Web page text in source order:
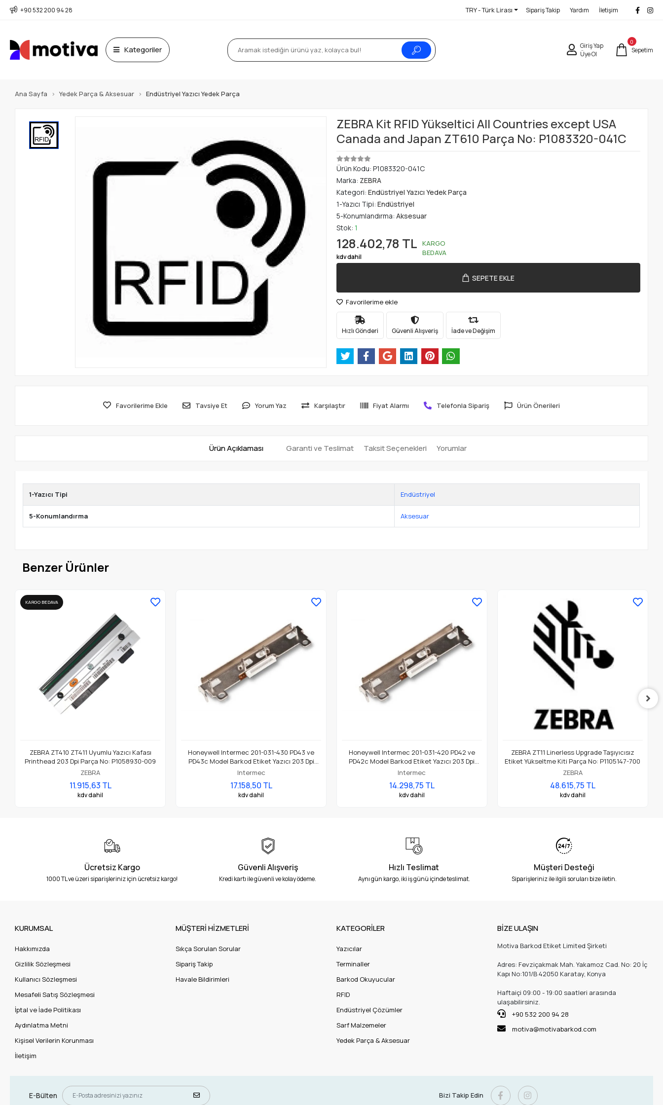
+90 532 200 94 28 TRY - Türk Lirası Sipariş Takip Yardım İletişim
Kategoriler
Giriş Yap
Üye Ol
0
Sepetim
Ana Sayfa Yedek Parça & Aksesuar Endüstriyel Yazıcı Yedek Parça
ZEBRA Kit RFID Yükseltici All Countries except USA
Canada and Japan ZT610 Parça No: P1083320-041C
Ürün Kodu: P1083320-041C
Marka: ZEBRA
Kategori: Endüstriyel Yazıcı Yedek Parça
1-Yazıcı Tipi: Endüstriyel
5-Konumlandırma: Aksesuar
Stok: 1
128.402,78 TL
kdv dahil
KARGO
BEDAVA
SEPETE EKLE
Favorilerime ekle
Hızlı Gönderi Güvenli Alışveriş İade ve Değişim
Favorilerime Ekle Tavsiye Et Yorum Yaz Karşılaştır Fiyat Alarmı Telefonla Sipariş Ürün Önerileri
Ürün Açıklaması Garanti ve Teslimat Taksit Seçenekleri Yorumlar
1-Yazıcı Tipi Endüstriyel
5-Konumlandırma Aksesuar
Benzer Ürünler
KARGO BEDAVA
ZEBRA ZT410 ZT411 Uyumlu Yazıcı Kafası
Printhead 203 Dpi Parça No: P1058930-009
ZEBRA
11.915,63 TL
kdv dahil
Honeywell Intermec 201-031-430 PD43 ve
PD43c Model Barkod Etiket Yazıcı 203 Dpi
Termal Baskı Kafası
Intermec
17.158,50 TL
kdv dahil
Honeywell Intermec 201-031-420 PD42 ve
PD42c Model Barkod Etiket Yazıcı 203 Dpi
Termal Baskı Kafası
Intermec
14.298,75 TL
kdv dahil
ZEBRA ZT11 Linerless Upgrade Taşıyıcısız
Etiket Yükseltme Kiti Parça No: P1105147-700
ZEBRA
48.615,75 TL
kdv dahil
Ücretsiz Kargo
1000 TL ve üzeri siparişleriniz için ücretsiz kargo!
Güvenli Alışveriş
Kredi kartı ile güvenli ve kolay ödeme.
Hızlı Teslimat
Aynı gün kargo, iki iş günü içinde teslimat.
Müşteri Desteği
Siparişleriniz ile ilgili soruları bize iletin.
KURUMSAL
Hakkımızda
Gizlilik Sözleşmesi
Kullanıcı Sözleşmesi
Mesafeli Satış Sözleşmesi
İptal ve İade Politikası
Aydınlatma Metni
Kişisel Verilerin Korunması
İletişim
MÜŞTERİ HİZMETLERİ
Sıkça Sorulan Sorular
Sipariş Takip
Havale Bildirimleri
KATEGORİLER
Yazıcılar
Terminaller
Barkod Okuyucular
RFID
Endüstriyel Çözümler
Sarf Malzemeler
Yedek Parça & Aksesuar
BİZE ULAŞIN
Motiva Barkod Etiket Limited Şirketi
Adres: Fevziçakmak Mah. Yakamoz Cad. No: 20 İç
Kapı No:101/B 42050 Karatay, Konya
Haftaiçi 09:00 - 19:00 saatleri arasında
ulaşabilirsiniz.
+90 532 200 94 28
motiva@motivabarkod.com
E-Bülten Bizi Takip Edin